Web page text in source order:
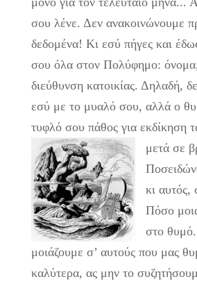
σου λένε. Δεν ανακοινώνουμε
δεδομένα! Κι εσύ πήγες και
σου όλα στον Πολύφημο:
διεύθυνση κατοικίας. Δηλαδή,
εσύ με το μυαλό σου, αλλά ο
τυφλό σου πάθος για εκδίκηση
μετά σε
κι αυτός,
Πόσο
στο
μοιάζουμε σ’ αυτούς που μας
καλύτερα, ας μην το